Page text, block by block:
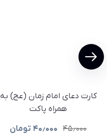
کارت دعای امام زمان (عج) به
همراه پاکت
۴۵٫۰۰۰ ۴۰٫۰۰۰ تومان